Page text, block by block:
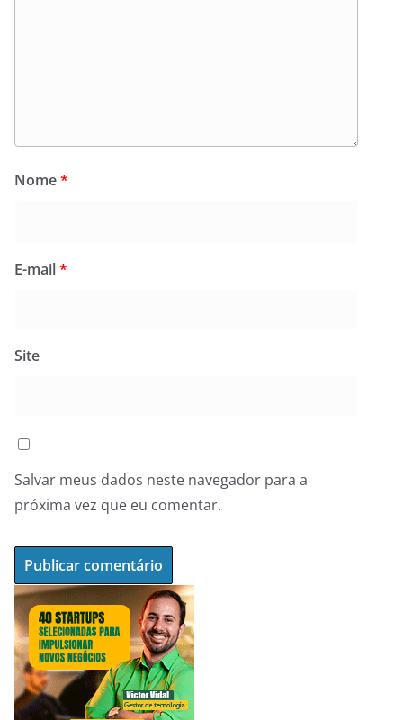
Nome*
E-mail*
Site
Salvar meus dados neste navegador para a
próxima vez que eu comentar.